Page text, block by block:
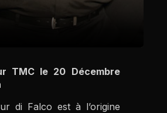
TMC le 20 Décembre
di Falco est à l’origine